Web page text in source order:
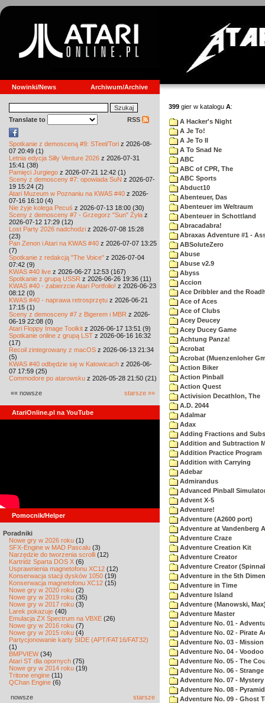
Nowinki/News Archiwum/Archive
Translate to RSS
Spotkanie z demosceną #9: STeel/Tori z 2026-08-
07 20:49 (1)
Letnia edycja Silly Venture 2026 z 2026-07-31
15:41 (38)
Pamięci Jurgiego z 2026-07-21 12:42 (1)
Sceny z demosceny #7: opowiada SuN z 2026-07-
19 15:24 (2)
Atari Muzeum w Poznaniu na KWAS #40 z 2026-
07-16 16:10 (4)
Nie żyje kolega Pecuś z 2026-07-13 18:00 (30)
Sceny z demosceny #7 - Grzegorz "Sun" Żyła z
2026-07-12 17:29 (12)
Lost Party 2026 nadchodzi z 2026-07-08 15:28
(23)
Pan Zenon i Atari na KWAS #40 z 2026-07-07 13:25
(7)
Spotkanie z redakcją "The Voice" z 2026-07-04
07:42 (9)
KWAS #40 live z 2026-06-27 12:53 (167)
Spotkanie z grupą USSR z 2026-06-26 19:36 (11)
KWAS #40 - zabierzcie Atari Portfolio! z 2026-06-23
08:12 (0)
KWAS #40 - naprawa retrosprzętu z 2026-06-21
17:15 (1)
Sceny z demosceny #7 z Bigerem i MBR z 2026-
06-19 22:08 (0)
Atari Floppy Image Toolkit z 2026-06-17 13:51 (9)
Spotkanie online z grupą LST z 2026-06-16 16:32
(17)
Recoil zintegrowany z macOS z 2026-06-13 21:34
(5)
KWAS #40 odbędzie się w Katowicach z 2026-06-
07 17:59 (25)
Commodore po atarowsku z 2026-05-28 21:50 (21)
«« nowsze starsze »»
AtariOnline.pl na YouTube
Pomocnik/Helper
Poradniki
Nowe gry w 2026 roku (1)
SFX-Engine w MAD Pascalu (3)
Narzędzie do tworzenia scrolli (12)
Kartridż Sparta DOS X (6)
Usprawnienia magnetofonu XC12 (12)
Konserwacja stacji dysków 1050 (19)
Konserwacja magnetofonu XC12 (15)
Nowe gry w 2020 roku (2)
Nowe gry w 2019 roku (35)
Nowe gry w 2017 roku (3)
Larek pokazuje (40)
Emulacja ZX Spectrum na VBXE (26)
Nowe gry w 2016 roku (7)
Nowe gry w 2015 roku (4)
Partycjonowanie karty SIDE (APT/FAT16/FAT32)
(1)
BMPVIEW(34)
Atari ST dla opornych (75)
Nowe gry w 2014 roku (19)
Tritone engine (11)
QChan Engine (6)
nowsze starsze
399 gier w katalogu A:
A Hacker's Night
A Je To!
A Je To II
A To Snad Ne
ABC
ABC of CPR, The
ABC Sports
Abduct10
Abenteuer, Das
Abenteuer im Weltraum
Abenteuer in Schottland
Abracadabra!
Abraxas Adventure #1 -
ABSoluteZero
Abuse
Abuse v2.9
Abyss
Accion
Ace Dribbler and the
Ace of Aces
Ace of Clubs
Acey Deucey
Acey Ducey Game
Achtung Panza!
Acrobat
Acrobat (Muenzenloher
Action Biker
Action Pinball
Action Quest
Activision Decathlon, The
A.D. 2044
Adalmar
Adax
Adding Fractions and
Addition and Subtraction
Addition Practice Program
Addition with Carrying
Adebar
Admirandus
Advanced Pinball
Advent X-5
Adventure!
Adventure (A2600 port)
Adventure at Vandenberg
Adventure Craze
Adventure Creation Kit
Adventure Creator
Adventure Creator
Adventure in the 5th
Adventure in Time
Adventure Island
Adventure (Manowski,
Adventure Master
Adventure No. 01 -
Adventure No. 02 - Pirate
Adventure No. 03 -
Adventure No. 04 - Voodoo
Adventure No. 05 - The
Adventure No. 06 -
Adventure No. 07 -
Adventure No. 08 -
Adventure No. 09 - Ghost